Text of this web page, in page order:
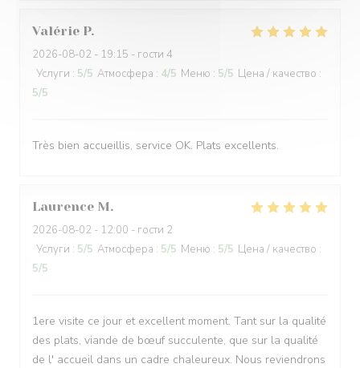
Valérie P
2026-08-02 - 19:15 - гости 4
Услуги : 5/5 Атмосфера : 4/5 Меню : 5/5 Цена / качество :
5/5
Très bien accueillis, service OK. Plats excellents.
Laurence M
2026-08-02 - 12:00 - гости 2
Услуги : 5/5 Атмосфера : 5/5 Меню : 5/5 Цена / качество :
5/5
1ere visite ce jour et excellent moment. Tant sur la qualité
des plats, viande de bœuf succulente, que sur la qualité
de l' accueil dans un cadre chaleureux. Nous reviendrons